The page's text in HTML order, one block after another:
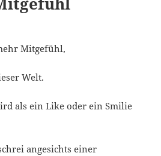
Mitgefühl,
Welt.
als ein Like oder ein Smilie
angesichts einer